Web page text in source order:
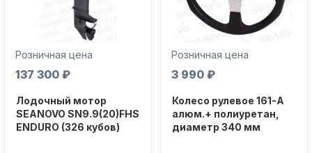
Подобрать запчасти для
лодочных моторов
Розничная цена
137 300 ₽
Лодочный мотор
SEANOVO SN9.9(20)FHS
ENDURO (326 кубов)
Розничная цена
3 990 ₽
Колесо рулевое 161-A
алюм.+ полиуретан,
диаметр 340 мм